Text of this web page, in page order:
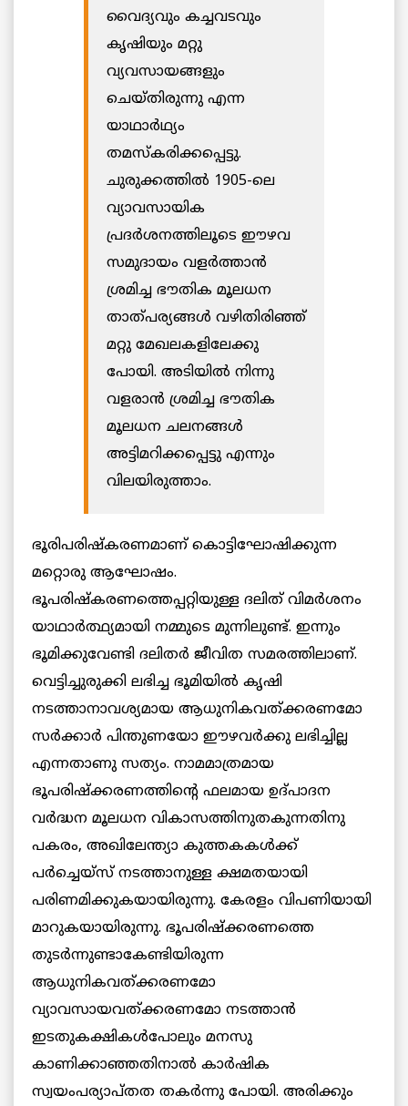
വൈദ്യവും കച്ചവടവും
കൃഷിയും മറ്റു
വ്യവസായങ്ങളും
ചെയ്തിരുന്നു എന്ന
യാഥാർഥ്യം
തമസ്കരിക്കപ്പെട്ടു.
ചുരുക്കത്തില്‍ 1905-ലെ
വ്യാവസായിക
പ്രദര്‍ശനത്തിലൂടെ ഈഴവ
സമുദായം വളർത്താന്‍
ശ്രമിച്ച ഭൗതിക മൂലധന
താത്പര്യങ്ങള്‍ വഴിതിരിഞ്ഞ്
മറ്റു മേഖലകളിലേക്കു
പോയി. അടിയില്‍ നിന്നു
വളരാന്‍ ശ്രമിച്ച ഭൗതിക
മൂലധന ചലനങ്ങൾ
അട്ടിമറിക്കപ്പെട്ടു എന്നും
വിലയിരുത്താം.
ഭൂരിപരിഷ്കരണമാണ് കൊട്ടിഘോഷിക്കുന്ന
മറ്റൊരു ആഘോഷം.
ഭൂപരിഷ്കരണത്തെപ്പറ്റിയുള്ള ദലിത് വിമര്‍ശനം
യാഥാര്‍ത്ഥ്യമായി നമ്മുടെ മുന്നിലുണ്ട്. ഇന്നും
ഭൂമിക്കുവേണ്ടി ദലിതർ ജീവിത സമരത്തിലാണ്.
വെട്ടിച്ചുരുക്കി ലഭിച്ച ഭൂമിയില്‍ കൃഷി
നടത്താനാവശ്യമായ ആധുനികവത്ക്കരണമോ
സര്‍ക്കാര്‍ പിന്തുണയോ ഈഴവര്‍ക്കു ലഭിച്ചില്ല
എന്നതാണു സത്യം. നാമമാത്രമായ
ഭൂപരിഷ്ക്കരണത്തിന്‍റെ ഫലമായ ഉദ്പാദന
വര്‍ദ്ധന മൂലധന വികാസത്തിനുതകുന്നതിനു
പകരം, അഖിലേന്ത്യാ കുത്തകകള്‍ക്ക്
പര്‍ച്ചെയ്സ് നടത്താനുള്ള ക്ഷമതയായി
പരിണമിക്കുകയായിരുന്നു. കേരളം വിപണിയായി
മാറുകയായിരുന്നു. ഭൂപരിഷ്ക്കരണത്തെ
തുടര്‍ന്നുണ്ടാകേണ്ടിയിരുന്ന
ആധുനികവത്ക്കരണമോ
വ്യാവസായവത്ക്കരണമോ നടത്താന്‍
ഇടതുകക്ഷികള്‍പോലും മനസു
കാണിക്കാഞ്ഞതിനാല്‍ കാര്‍ഷിക
സ്വയംപര്യാപ്തത തകര്‍ന്നു പോയി. അരിക്കും